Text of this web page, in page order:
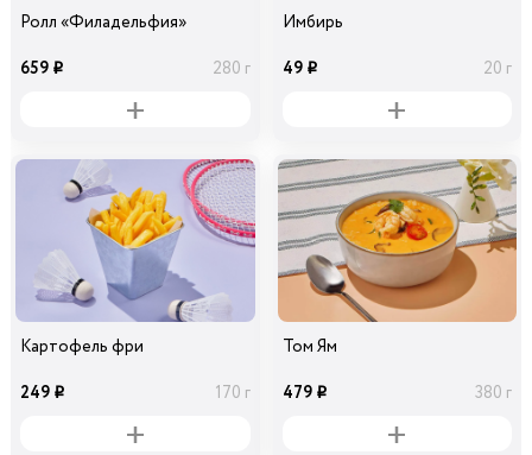
Ролл «Филадельфия»
659 i 280 г
Имбирь
49 i 20 г
Картофель фри
249 i 170 г
Том Ям
479 i 380 г